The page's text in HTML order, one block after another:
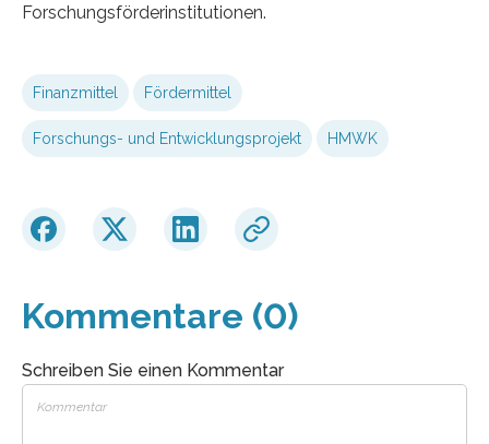
Forschungsförderinstitutionen.
Finanzmittel Fördermittel
Forschungs- und Entwicklungsprojekt HMWK
Kommentare (0)
Schreiben Sie einen Kommentar